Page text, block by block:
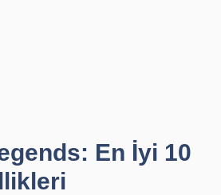
En İyi 10